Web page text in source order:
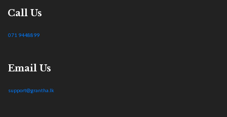
Call Us
071 9448899
Email Us
support@grantha.lk